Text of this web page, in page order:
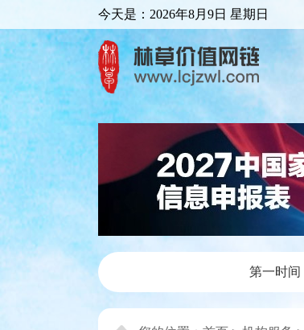
今天是： 2026年8月9日 星期日
第一时间